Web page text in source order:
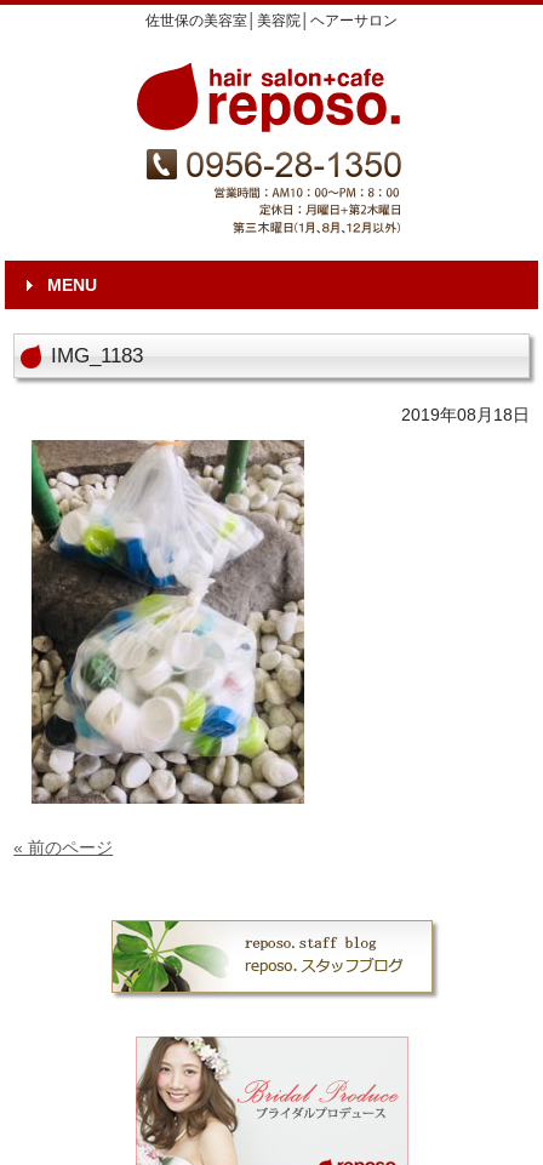
佐世保の美容室│美容院│ヘアーサロン
MENU
IMG_1183
2019年08月18日
« 前のページ